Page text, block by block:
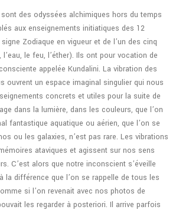
des odyssées alchimiques hors du temps
aux enseignements initiatiques des 12
Zodiaque en vigueur et de l’un des cinq
l’eau, le feu, l’éther). Ils ont pour vocation de
appelée Kundalini. La vibration des
ouvrent un espace imaginal singulier qui nous
concrets et utiles pour la suite de
dans la lumière, dans les couleurs, que l’on
fantastique aquatique ou aérien, que l’on se
ou les galaxies, n’est pas rare. Les vibrations
ataviques et agissent sur nos sens
C’est alors que notre inconscient s’éveille
la différence que l’on se rappelle de tous les
si l’on revenait avec nos photos de
les regarder à posteriori. Il arrive parfois